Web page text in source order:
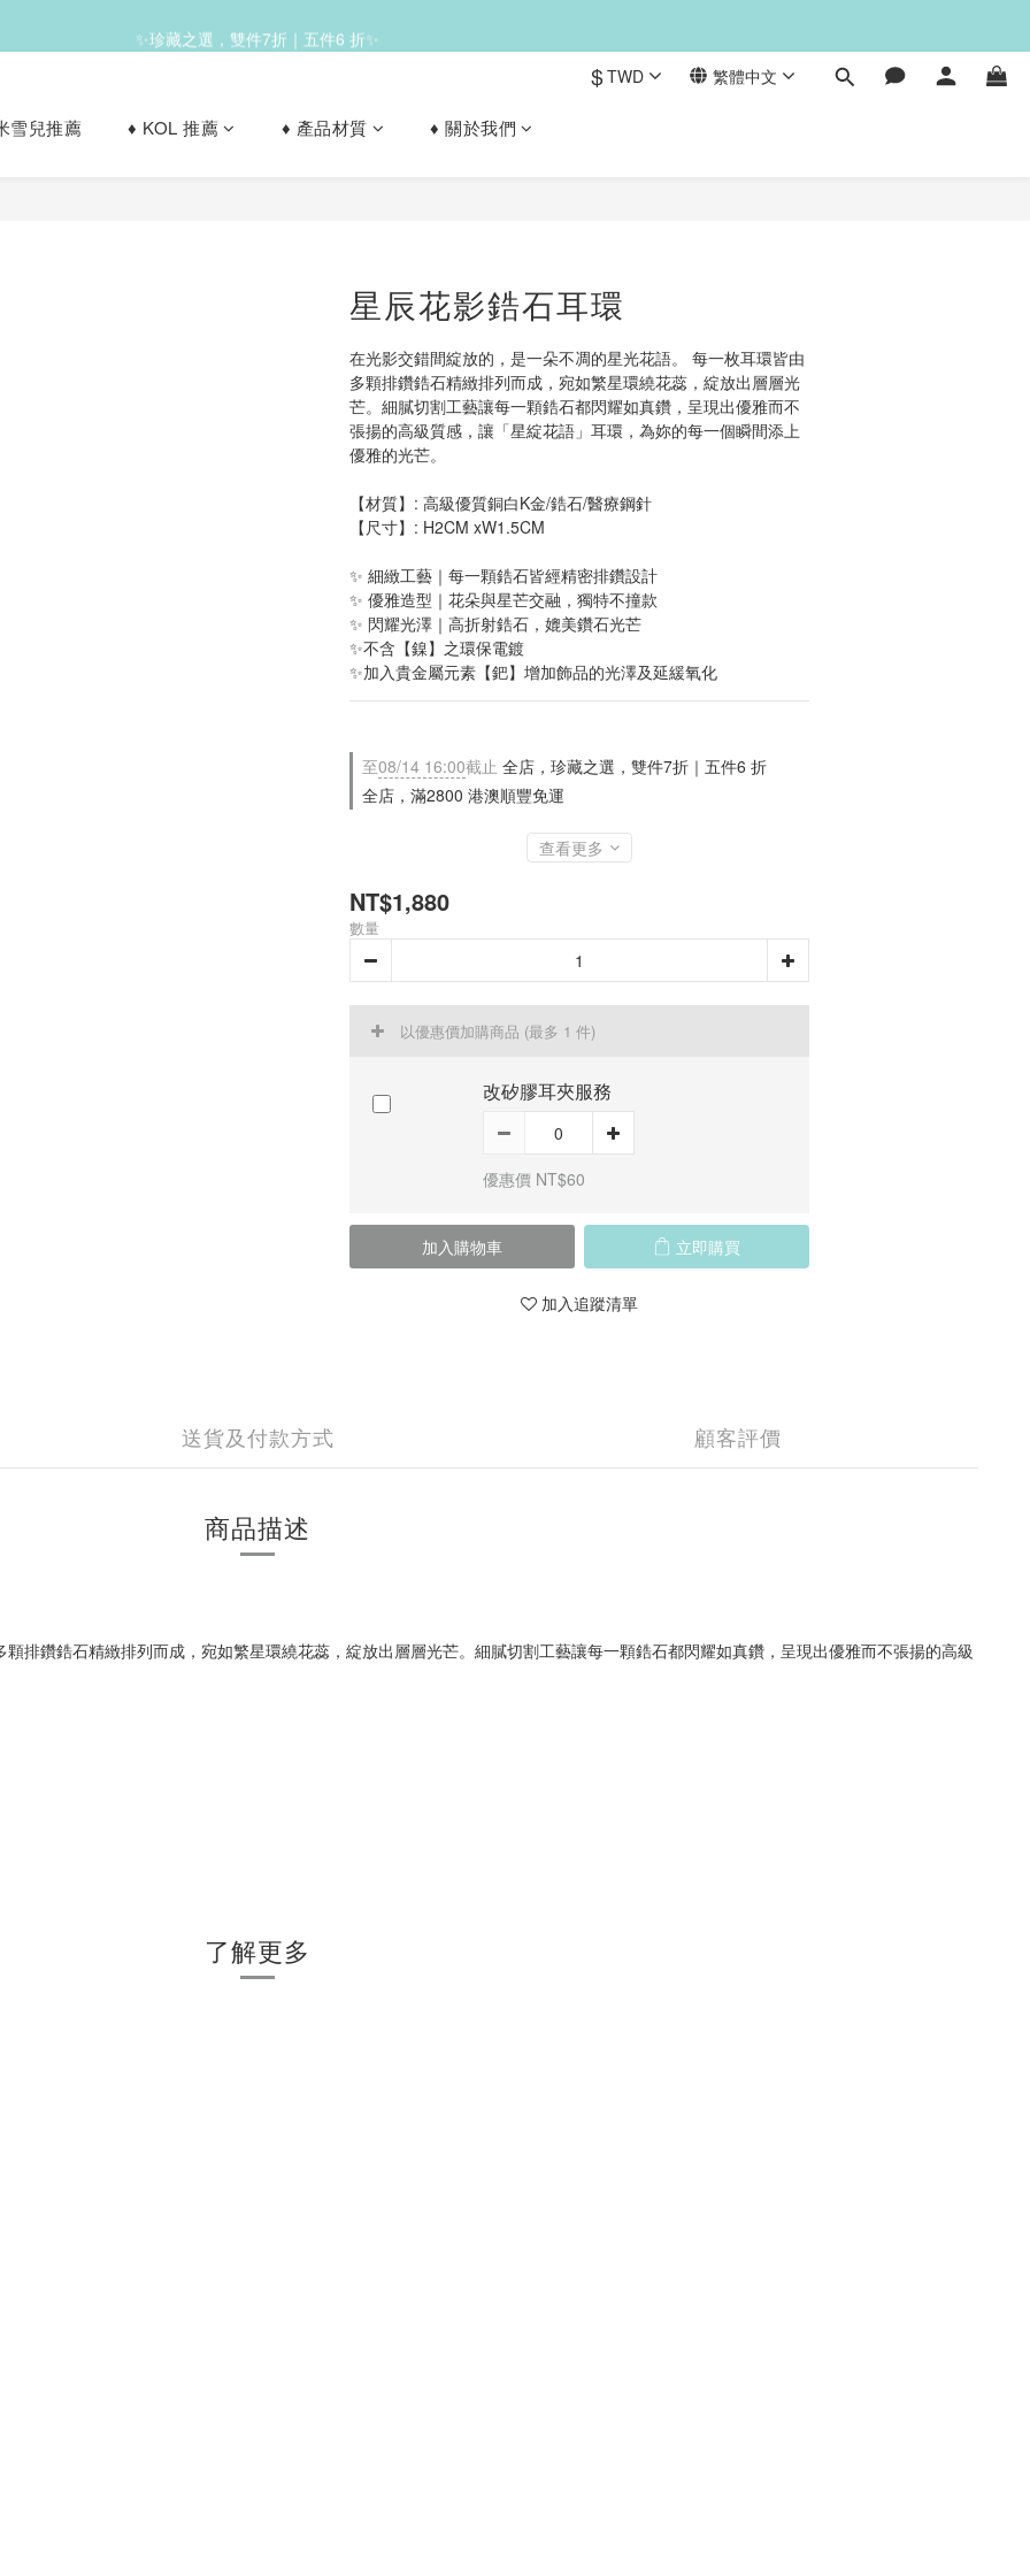
✨珍藏之選，雙件7折｜五件6 折✨
✨滿1200免運✨
$TWD 繁體中文
雪兒推薦 ♦︎ KOL 推薦 ♦︎ 產品材質 ♦︎ 關於我們
星辰花影鋯石耳環
在光影交錯間綻放的，是一朵不凋的星光花語。 每一枚耳環皆由
多顆排鑽鋯石精緻排列而成，宛如繁星環繞花蕊，綻放出層層光
芒。細膩切割工藝讓每一顆鋯石都閃耀如真鑽，呈現出優雅而不
張揚的高級質感，讓「星綻花語」耳環，為妳的每一個瞬間添上
優雅的光芒。
【材質】: 高級優質銅白K金/鋯石/醫療鋼針
【尺寸】: H2CM xW1.5CM
✨ 細緻工藝｜每一顆鋯石皆經精密排鑽設計
✨ 優雅造型｜花朵與星芒交融，獨特不撞款
✨ 閃耀光澤｜高折射鋯石，媲美鑽石光芒
✨不含【鎳】之環保電鍍
✨加入貴金屬元素【鈀】增加飾品的光澤及延緩氧化
至08/14 16:00截止 全店，珍藏之選，雙件7折｜五件6 折
全店，滿2800 港澳順豐免運
查看更多
NT$1,880
數量
以優惠價加購商品 (最多 1 件)
改矽膠耳夾服務
優惠價 NT$60
加入購物車 立即購買
加入追蹤清單
送貨及付款方式 顧客評價
商品描述
排鑽鋯石精緻排列而成，宛如繁星環繞花蕊，綻放出層層光芒。細膩切割工藝讓每一顆鋯石都閃耀如真鑽，呈現出優雅而不張揚的高級
了解更多